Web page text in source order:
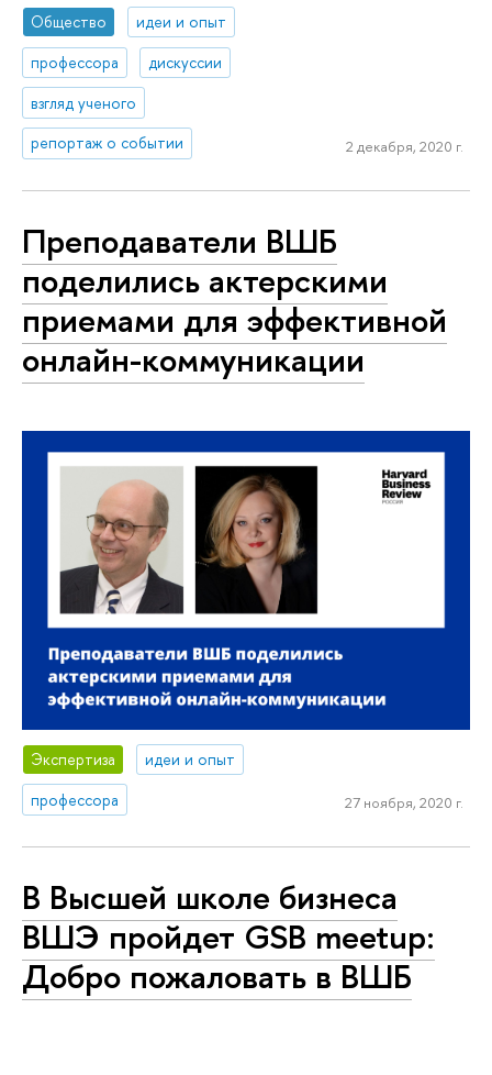
Общество
идеи и опыт
профессора
дискуссии
взгляд ученого
репортаж о событии
2 декабря, 2020 г.
Преподаватели ВШБ
поделились актерскими
приемами для эффективной
онлайн-коммуникации
Экспертиза
идеи и опыт
профессора
27 ноября, 2020 г.
В Высшей школе бизнеса
ВШЭ пройдет GSB meetup:
Добро пожаловать в ВШБ